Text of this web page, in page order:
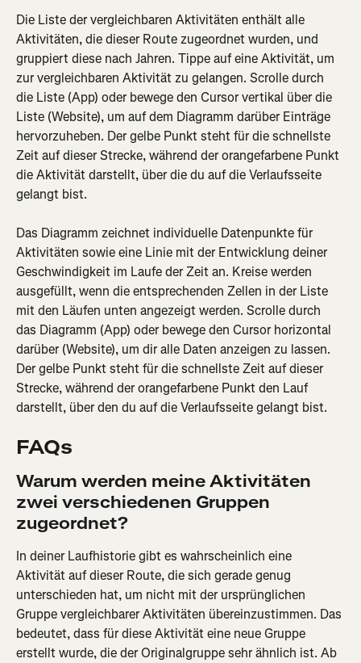
Die Liste der vergleichbaren Aktivitäten enthält alle
Aktivitäten, die dieser Route zugeordnet wurden, und
gruppiert diese nach Jahren. Tippe auf eine Aktivität, um
zur vergleichbaren Aktivität zu gelangen. Scrolle durch
die Liste (App) oder bewege den Cursor vertikal über die
Liste (Website), um auf dem Diagramm darüber Einträge
hervorzuheben. Der gelbe Punkt steht für die schnellste
Zeit auf dieser Strecke, während der orangefarbene Punkt
die Aktivität darstellt, über die du auf die Verlaufsseite
gelangt bist.
Das Diagramm zeichnet individuelle Datenpunkte für
Aktivitäten sowie eine Linie mit der Entwicklung deiner
Geschwindigkeit im Laufe der Zeit an. Kreise werden
ausgefüllt, wenn die entsprechenden Zellen in der Liste
mit den Läufen unten angezeigt werden. Scrolle durch
das Diagramm (App) oder bewege den Cursor horizontal
darüber (Website), um dir alle Daten anzeigen zu lassen.
Der gelbe Punkt steht für die schnellste Zeit auf dieser
Strecke, während der orangefarbene Punkt den Lauf
darstellt, über den du auf die Verlaufsseite gelangt bist.
FAQs
Warum werden meine Aktivitäten
zwei verschiedenen Gruppen
zugeordnet?
In deiner Laufhistorie gibt es wahrscheinlich eine
Aktivität auf dieser Route, die sich gerade genug
unterschieden hat, um nicht mit der ursprünglichen
Gruppe vergleichbarer Aktivitäten übereinzustimmen. Das
bedeutet, dass für diese Aktivität eine neue Gruppe
erstellt wurde, die der Originalgruppe sehr ähnlich ist. Ab